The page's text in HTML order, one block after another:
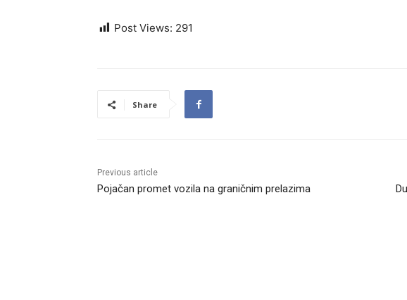
Post Views: 291
Share
Previous article
Pojačan promet vozila na graničnim prelazima